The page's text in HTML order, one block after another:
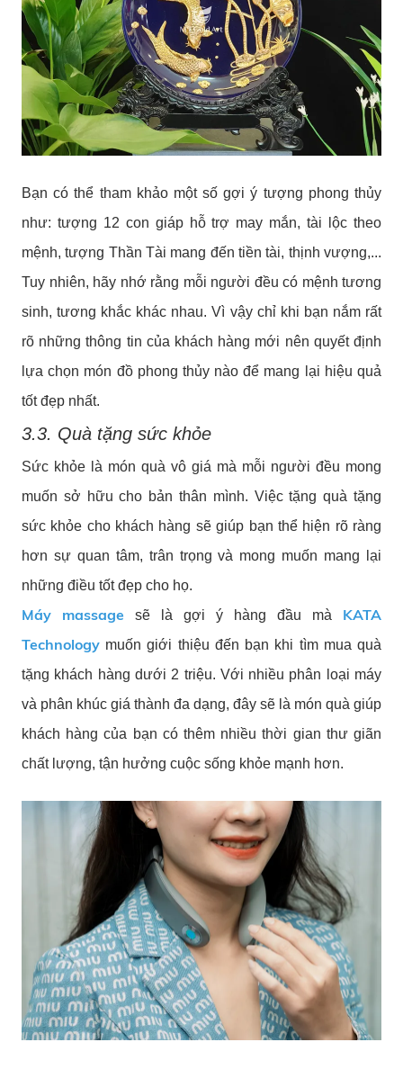
Bạn có thể tham khảo một số gợi ý tượng phong thủy
như: tượng 12 con giáp hỗ trợ may mắn, tài lộc theo
mệnh, tượng Thần Tài mang đến tiền tài, thịnh vượng,...
Tuy nhiên, hãy nhớ rằng mỗi người đều có mệnh tương
sinh, tương khắc khác nhau. Vì vậy chỉ khi bạn nắm rất
rõ những thông tin của khách hàng mới nên quyết định
lựa chọn món đồ phong thủy nào để mang lại hiệu quả
tốt đẹp nhất.
3.3. Quà tặng sức khỏe
Sức khỏe là món quà vô giá mà mỗi người đều mong
muốn sở hữu cho bản thân mình. Việc tặng quà tặng
sức khỏe cho khách hàng sẽ giúp bạn thể hiện rõ ràng
hơn sự quan tâm, trân trọng và mong muốn mang lại
những điều tốt đẹp cho họ.
Máy massage sẽ là gợi ý hàng đầu mà KATA
Technology muốn giới thiệu đến bạn khi tìm mua quà
tặng khách hàng dưới 2 triệu. Với nhiều phân loại máy
và phân khúc giá thành đa dạng, đây sẽ là món quà giúp
khách hàng của bạn có thêm nhiều thời gian thư giãn
chất lượng, tận hưởng cuộc sống khỏe mạnh hơn.